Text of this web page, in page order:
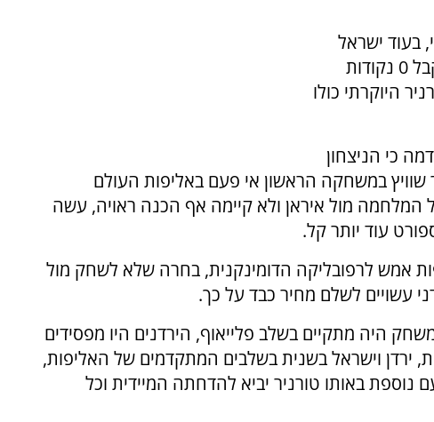
בעוד ישראל
תקבל ניצחון טכני של 0:20, ירדן לא רק תקבל 0 נקודות
היוקרתי כולו
כי הניצחון
במשחקה הראשון אי פעם באליפות העולם
המלחמה מול איראן ולא קיימה אף הכנה ראויה, עשה
עוד יותר קל.
אמש לרפובליקה הדומינקנית, בחרה שלא לשחק מול
עשויים לשלם מחיר כבד על כך.
היה מתקיים בשלב פלייאוף, הירדנים היו מפסידים
וישראל בשנית בשלבים המתקדמים של האליפות,
באותו טורניר יביא להדחתה המיידית וכל